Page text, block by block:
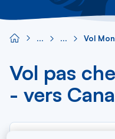
Vol
Vol pas
- vers